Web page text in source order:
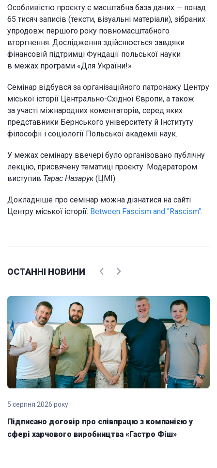
Особливістю проєкту є масштабна база даних — понад
65 тисяч записів (тексти, візуальні матеріали), зібраних
упродовж першого року повномасштабного
вторгнення. Дослідження здійснюється завдяки
фінансовій підтримці Фундації польської науки
в межах програми «Для України!»
Семінар відбувся за організаційного патронажу Центру
міської історії Центрально-Східної Європи, а також
за участі міжнародних коментаторів, серед яких
представники Бернського університету й Інституту
філософії і соціології Польської академії наук.
У межах семінару ввечері було організовано публічну
лекцію, присвячену тематиці проєкту. Модератором
виступив Тарас Назарук(ЦМІ).
Докладніше про семінар можна дізнатися на сайті
Центру міської історії: Between Fascism and "Rascism".
ОСТАННІ НОВИНИ
5 серпня 2026 року
Підписано договір про співпрацю з компанією у
сфері харчового виробництва «Гастро Фіш»